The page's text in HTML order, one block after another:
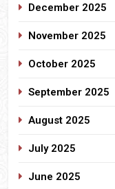
December 2025
November 2025
October 2025
September 2025
August 2025
July 2025
June 2025